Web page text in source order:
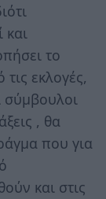
και
το
εκλογές,
σύμβουλοι
, θα
που για
και στις